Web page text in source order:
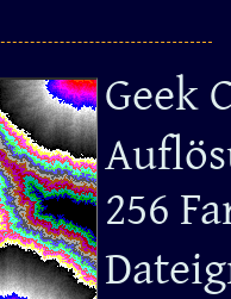
Geek
256